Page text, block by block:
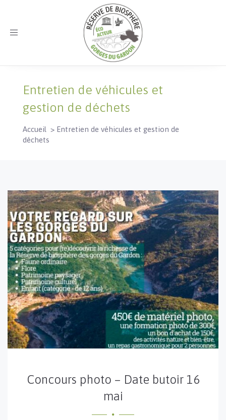
Toggle
Entretien de véhicules et
gestion de déchets
Accueil > Entretien de véhicules et gestion de
déchets
Concours photo – Date butoir 16
mai